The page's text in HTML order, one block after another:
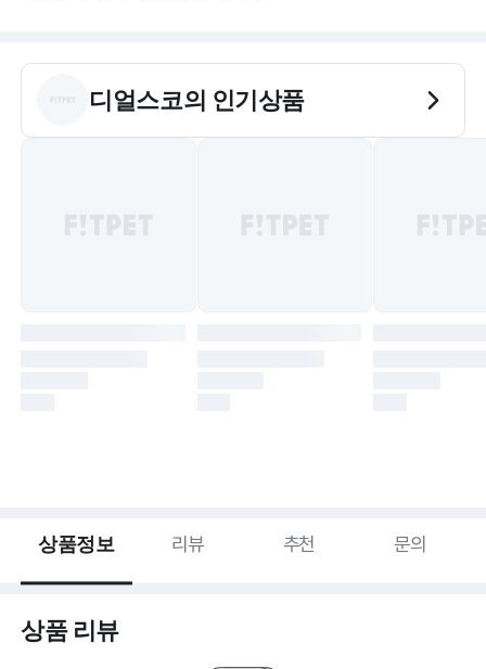
디얼스코의 인기상품
상품정보 리뷰 추천 문의
상품 리뷰